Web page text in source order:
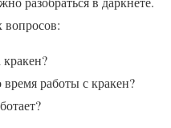
вопросов:
работы с кракен?